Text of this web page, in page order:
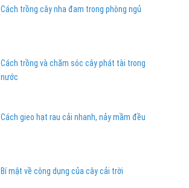
Cách trồng cây nha đam trong phòng ngủ
Cách trồng và chăm sóc cây phát tài trong
nước
Cách gieo hạt rau cải nhanh, nảy mầm đều
Bí mật về công dụng của cây cải trời